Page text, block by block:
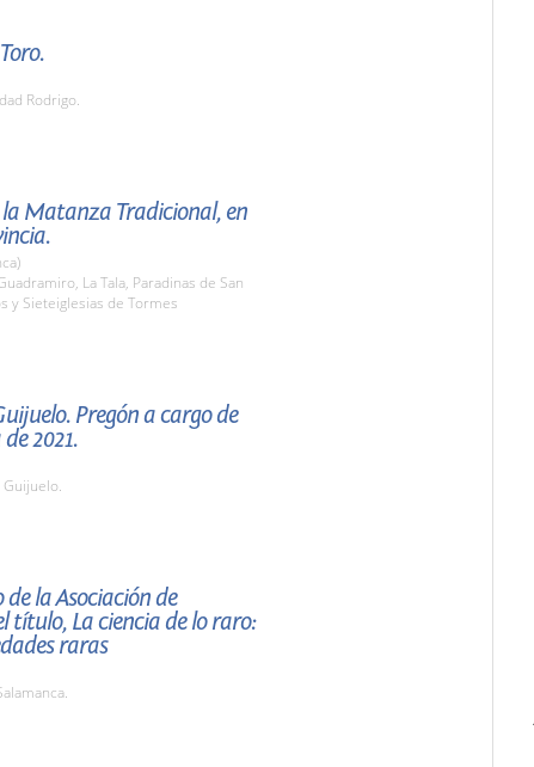
Rodrigo.
la Matanza Tradicional, en
La Tala, Paradinas de San
y Sieteiglesias de Tormes
Pregón a cargo de
2021.
Guijuelo.
la Asociación de
título, La ciencia de lo raro:
raras